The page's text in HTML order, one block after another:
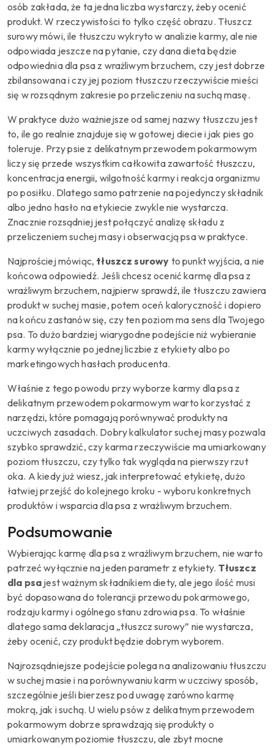
osób zakłada, że ta jedna liczba wystarczy, żeby ocenić
produkt. W rzeczywistości to tylko część obrazu. Tłuszcz
surowy mówi, ile tłuszczu wykryto w analizie karmy, ale nie
odpowiada jeszcze na pytanie, czy dana dieta będzie
odpowiednia dla psa z wrażliwym brzuchem, czy jest dobrze
zbilansowana i czy jej poziom tłuszczu rzeczywiście mieści
się w rozsądnym zakresie po przeliczeniu na suchą masę.
W praktyce dużo ważniejsze od samej nazwy tłuszczu jest
to, ile go realnie znajduje się w gotowej diecie i jak pies go
toleruje. Przy psie z delikatnym przewodem pokarmowym
liczy się przede wszystkim całkowita zawartość tłuszczu,
koncentracja energii, wilgotność karmy i reakcja organizmu
po posiłku. Dlatego samo patrzenie na pojedynczy składnik
albo jedno hasło na etykiecie zwykle nie wystarcza.
Znacznie rozsądniej jest połączyć analizę składu z
przeliczeniem suchej masy i obserwacją psa w praktyce.
Najprościej mówiąc, tłuszcz surowy to punkt wyjścia, a nie
końcowa odpowiedź. Jeśli chcesz ocenić karmę dla psa z
wrażliwym brzuchem, najpierw sprawdź, ile tłuszczu zawiera
produkt w suchej masie, potem oceń kaloryczność i dopiero
na końcu zastanów się, czy ten poziom ma sens dla Twojego
psa. To dużo bardziej wiarygodne podejście niż wybieranie
karmy wyłącznie po jednej liczbie z etykiety albo po
marketingowych hasłach producenta.
Właśnie z tego powodu przy wyborze karmy dla psa z
delikatnym przewodem pokarmowym warto korzystać z
narzędzi, które pomagają porównywać produkty na
uczciwych zasadach. Dobry kalkulator suchej masy pozwala
szybko sprawdzić, czy karma rzeczywiście ma umiarkowany
poziom tłuszczu, czy tylko tak wygląda na pierwszy rzut
oka. A kiedy już wiesz, jak interpretować etykietę, dużo
łatwiej przejść do kolejnego kroku - wyboru konkretnych
produktów i wsparcia dla psa z wrażliwym brzuchem.
Podsumowanie
Wybierając karmę dla psa z wrażliwym brzuchem, nie warto
patrzeć wyłącznie na jeden parametr z etykiety. Tłuszcz
dla psa jest ważnym składnikiem diety, ale jego ilość musi
być dopasowana do tolerancji przewodu pokarmowego,
rodzaju karmy i ogólnego stanu zdrowia psa. To właśnie
dlatego sama deklaracja „tłuszcz surowy” nie wystarcza,
żeby ocenić, czy produkt będzie dobrym wyborem.
Najrozsądniejsze podejście polega na analizowaniu tłuszczu
w suchej masie i na porównywaniu karm w uczciwy sposób,
szczególnie jeśli bierzesz pod uwagę zarówno karmę
mokrą, jak i suchą. U wielu psów z delikatnym przewodem
pokarmowym dobrze sprawdzają się produkty o
umiarkowanym poziomie tłuszczu, ale zbyt mocne